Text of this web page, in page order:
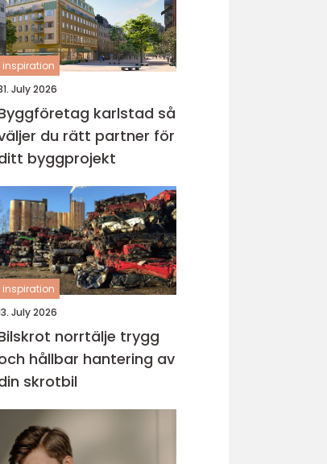
inspiration
July 2026
karlstad så
du rätt partner för
byggprojekt
inspiration
July 2026
norrtälje trygg
hållbar hantering av
skrotbil